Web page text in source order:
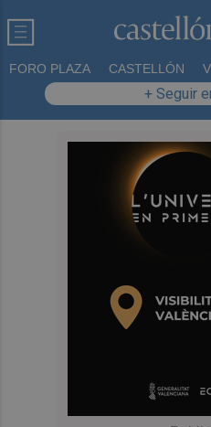
FORO PLAZA CASTELLÓN
+ Seguir